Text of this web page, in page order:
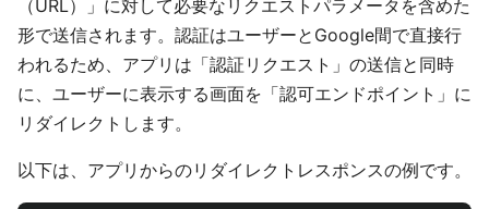
（URL）」に対して必要なリクエストパラメータを含めた
形で送信されます。認証はユーザーとGoogle間で直接行
われるため、アプリは「認証リクエスト」の送信と同時
に、ユーザーに表示する画面を「認可エンドポイント」に
リダイレクトします。
以下は、アプリからのリダイレクトレスポンスの例です。